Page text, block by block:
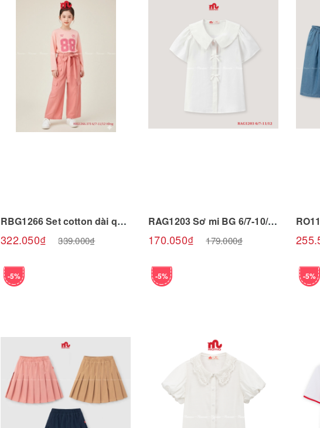
Chọn sản phẩm RBG1266 Set cotton dài quần gió 6/7-11/12 R6
322.050₫ 339.000₫
Chọn sản phẩm RAG1203 Sơ mi BG 6/7-10/11 R5
170.050₫ 179.000₫
-5% -5% -5%